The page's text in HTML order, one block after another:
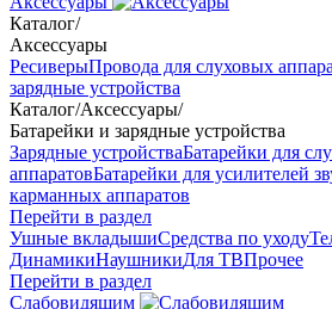
Каталог/
Аксессуары
РесиверыПровода для слуховых
зарядные устройства
Каталог/Аксессуары/
Батарейки и зарядные устройства
Зарядные устройстваБатарейки для
аппаратовБатарейки для усилителей
карманных аппаратов
Перейти в раздел
Ушные вкладышиСредства по уходу
ДинамикиНаушникиДля ТВПрочее
Перейти в раздел
Слабовидящим